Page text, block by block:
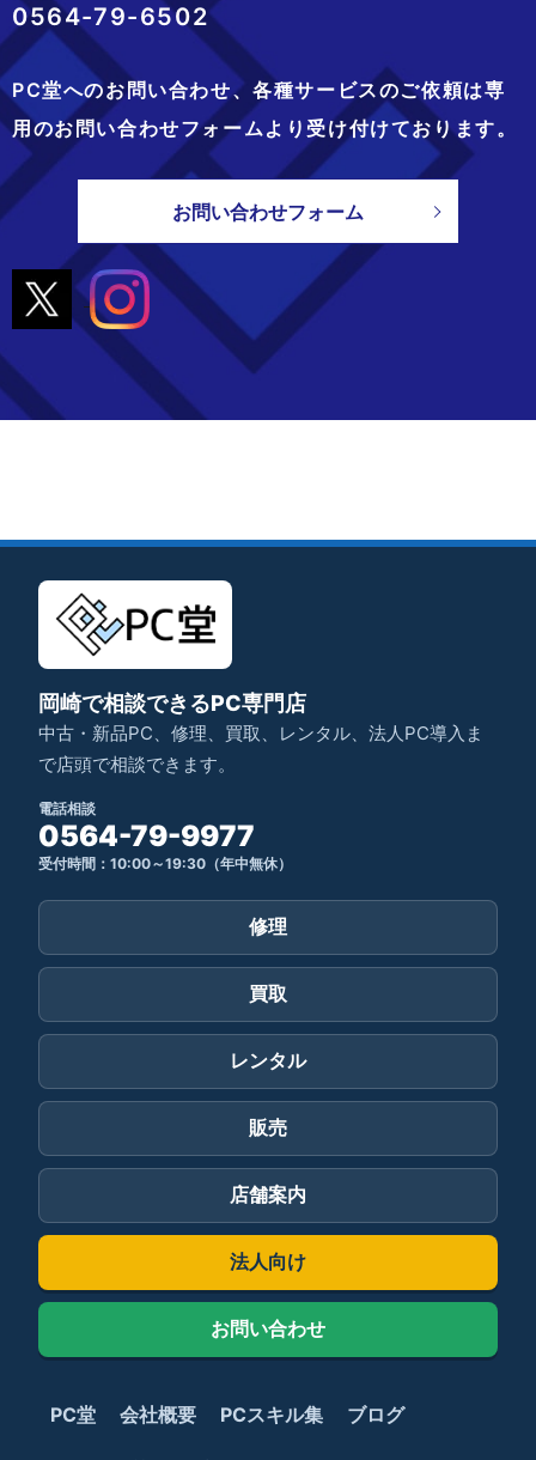
0564-79-6502
PC堂へのお問い合わせ、各種サービスのご依頼は専
用のお問い合わせフォームより 受け付けております。
お問い合わせフォーム
岡崎で相談できるPC専門店
中古・新品PC、修理、買取、レンタル、法人PC導入ま
で店頭で相談できます。
電話相談
0564-79-9977
受付時間：10:00～19:30（年中無休）
修理
買取
レンタル
販売
店舗案内
法人向け
お問い合わせ
PC堂 会社概要 PCスキル集 ブログ